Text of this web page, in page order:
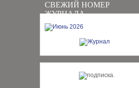
СВЕЖИЙ НОМЕР
ЖУРНАЛА